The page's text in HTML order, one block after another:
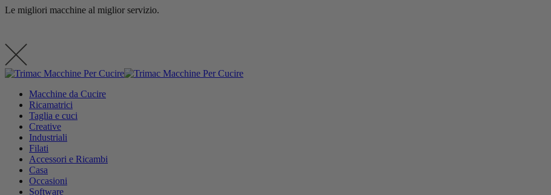
contenuto
Le migliori macchine al miglior servizio.
Macchine da Cucire
Ricamatrici
Taglia e cuci
Creative
Industriali
Filati
Accessori e Ricambi
Casa
Occasioni
Software